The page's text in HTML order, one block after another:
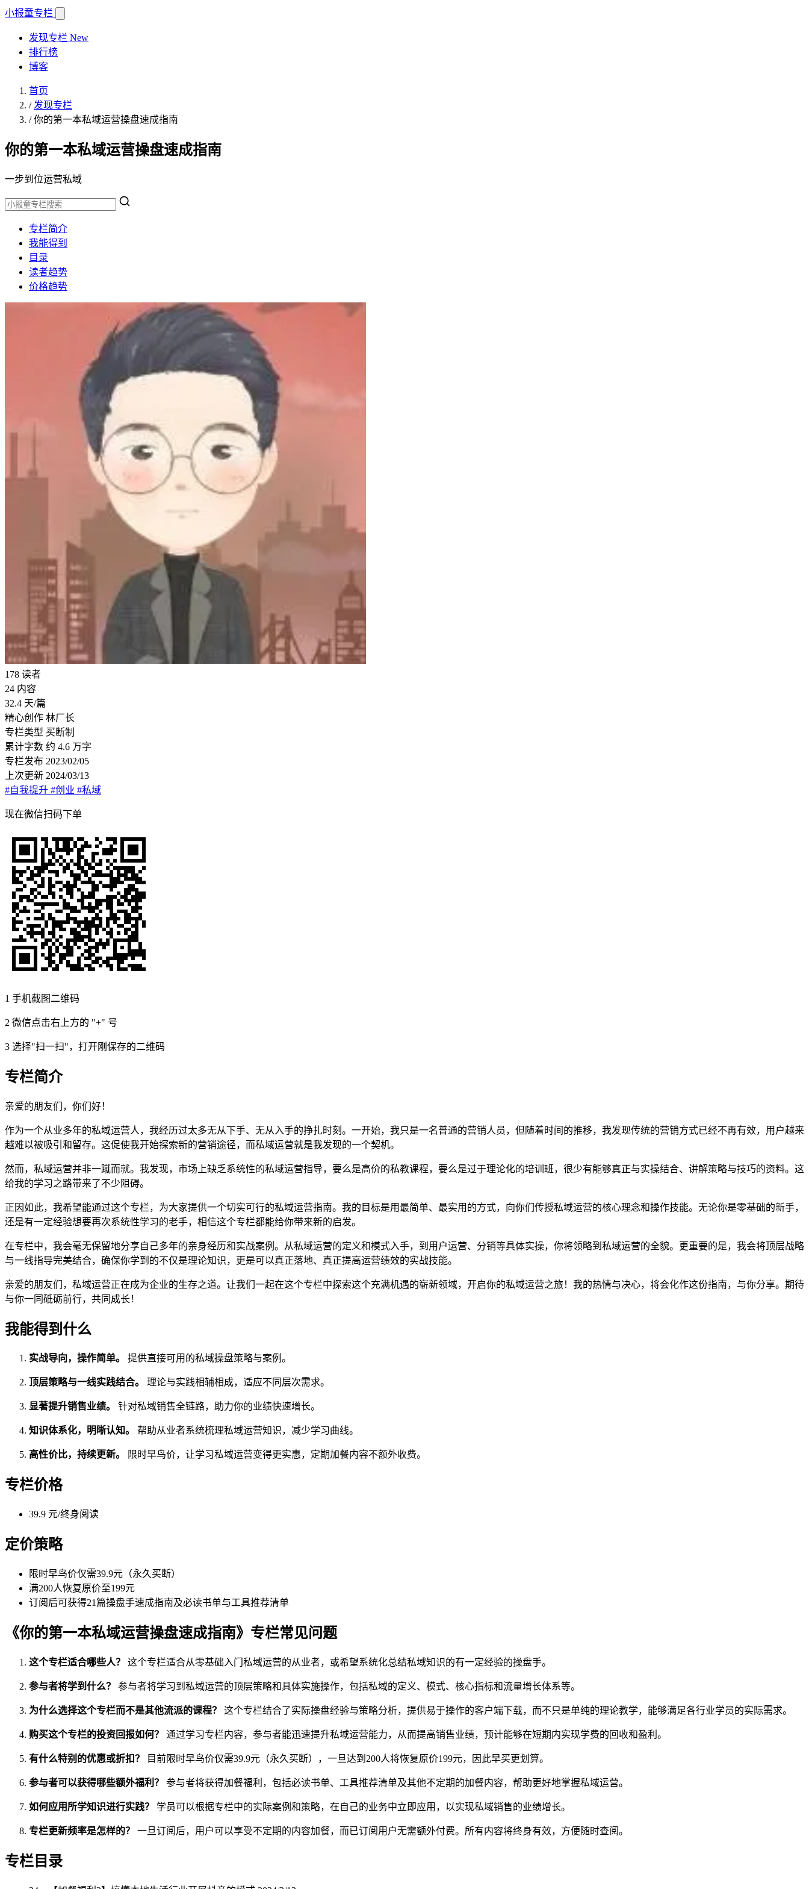
小报童专栏
发现专栏 New
排行榜
博客
首页
/ 发现专栏
/你的第一本私域运营操盘速成指南
你的第一本私域运营操盘速成指南
一步到位运营私域
专栏简介
我能得到
目录
读者趋势
价格趋势
178 读者
24 内容
32.4 天/篇
精心创作 林厂长
专栏类型 买断制
累计字数 约 4.6 万字
专栏发布 2023/02/05
上次更新 2024/03/13
#自我提升 #创业 #私域
现在微信扫码下单
1 手机截图二维码
2 微信点击右上方的 "+" 号
3 选择"扫一扫"，打开刚保存的二维码
专栏简介
亲爱的朋友们，你们好！
作为一个从业多年的私域运营人，我经历过太多无从下手、无从入手的挣扎时刻。一开始，我只是一名普通的营销人员，但随着时间的推移，我发现传统的营销方式已经不再有效，用户越来
越难以被吸引和留存。这促使我开始探索新的营销途径，而私域运营就是我发现的一个契机。
然而，私域运营并非一蹴而就。我发现，市场上缺乏系统性的私域运营指导，要么是高价的私教课程，要么是过于理论化的培训班，很少有能够真正与实操结合、讲解策略与技巧的资料。这
给我的学习之路带来了不少阻碍。
正因如此，我希望能通过这个专栏，为大家提供一个切实可行的私域运营指南。我的目标是用最简单、最实用的方式，向你们传授私域运营的核心理念和操作技能。无论你是零基础的新手，
还是有一定经验想要再次系统性学习的老手，相信这个专栏都能给你带来新的启发。
在专栏中，我会毫无保留地分享自己多年的亲身经历和实战案例。从私域运营的定义和模式入手，到用户运营、分销等具体实操，你将领略到私域运营的全貌。更重要的是，我会将顶层战略
与一线指导完美结合，确保你学到的不仅是理论知识，更是可以真正落地、真正提高运营绩效的实战技能。
亲爱的朋友们，私域运营正在成为企业的生存之道。让我们一起在这个专栏中探索这个充满机遇的崭新领域，开启你的私域运营之旅！我的热情与决心，将会化作这份指南，与你分享。期待
与你一同砥砺前行，共同成长！
我能得到什么
实战导向，操作简单。 提供直接可用的私域操盘策略与案例。
顶层策略与一线实践结合。 理论与实践相辅相成，适应不同层次需求。
显著提升销售业绩。 针对私域销售全链路，助力你的业绩快速增长。
知识体系化，明晰认知。 帮助从业者系统梳理私域运营知识，减少学习曲线。
高性价比，持续更新。 限时早鸟价，让学习私域运营变得更实惠，定期加餐内容不额外收费。
专栏价格
39.9 元/终身阅读
定价策略
限时早鸟价仅需39.9元（永久买断）
满200人恢复原价至199元
订阅后可获得21篇操盘手速成指南及必读书单与工具推荐清单
《你的第一本私域运营操盘速成指南》专栏常见问题
这个专栏适合哪些人？ 这个专栏适合从零基础入门私域运营的从业者，或希望系统化总结私域知识的有一定经验的操盘手。
参与者将学到什么？ 参与者将学习到私域运营的顶层策略和具体实施操作，包括私域的定义、模式、核心指标和流量增长体系等。
为什么选择这个专栏而不是其他流派的课程？ 这个专栏结合了实际操盘经验与策略分析，提供易于操作的客户端下载，而不只是单纯的理论教学，能够满足各行业学员的实际需求。
购买这个专栏的投资回报如何？ 通过学习专栏内容，参与者能迅速提升私域运营能力，从而提高销售业绩，预计能够在短期内实现学费的回收和盈利。
有什么特别的优惠或折扣？ 目前限时早鸟价仅需39.9元（永久买断），一旦达到200人将恢复原价199元，因此早买更划算。
参与者可以获得哪些额外福利？ 参与者将获得加餐福利，包括必读书单、工具推荐清单及其他不定期的加餐内容，帮助更好地掌握私域运营。
如何应用所学知识进行实践？ 学员可以根据专栏中的实际案例和策略，在自己的业务中立即应用，以实现私域销售的业绩增长。
专栏更新频率是怎样的？ 一旦订阅后，用户可以享受不定期的内容加餐，而已订阅用户无需额外付费。所有内容将终身有效，方便随时查阅。
专栏目录